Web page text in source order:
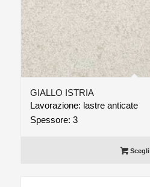
GIALLO ISTRIA
Lavorazione: lastre anticate
Spessore: 3
Scegli